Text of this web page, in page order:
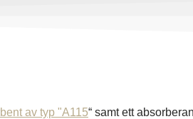
av typ "A115“ samt ett